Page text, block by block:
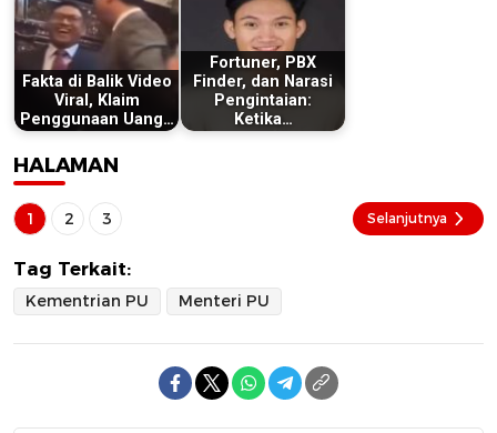
Fakta di Balik Video
Viral, Klaim
Penggunaan Uang…
Fortuner, PBX
Finder, dan Narasi
Pengintaian:
Ketika…
HALAMAN
1 2 3 Selanjutnya
Tag Terkait:
Kementrian PU Menteri PU